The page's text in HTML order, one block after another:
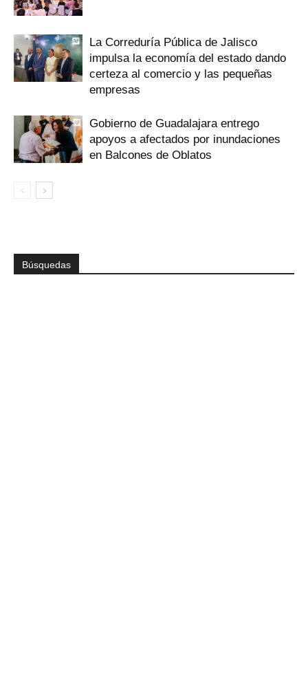
La Correduría Pública de Jalisco
impulsa la economía del estado dando
certeza al comercio y las pequeñas
empresas
Gobierno de Guadalajara entrego
apoyos a afectados por inundaciones
en Balcones de Oblatos
Búsquedas